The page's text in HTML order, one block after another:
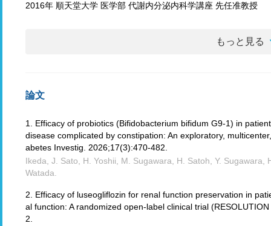
2016年 順天堂大学 医学部 代謝内分泌内科学講座 先任准教授
もっと見る
論文
1. Efficacy of probiotics (Bifidobacterium bifidum G9-1) in
disease complicated by constipation: An exploratory,
abetes Investig. 2026;17(3):470-482.
Ikeda, J. Sato, H. Yoshii, M. Sugawara, H. Satoh, Y.
Watada.
2. Efficacy of luseogliflozin for renal function preservation in
al function: A randomized open-label clinical trial
2.